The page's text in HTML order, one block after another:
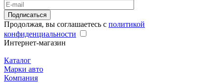
Подписаться
Продолжая, вы соглашаетесь с политикой
конфиденциальности
Интернет-магазин
Каталог
Марки авто
Компания